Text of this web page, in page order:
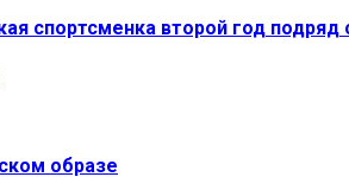
спортсменка второй год подряд
образе